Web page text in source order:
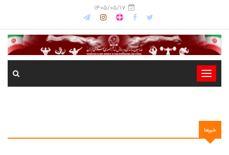
1405/05/17
-
-
-
-
خبرها